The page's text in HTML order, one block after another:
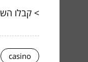
> קבלו
casino